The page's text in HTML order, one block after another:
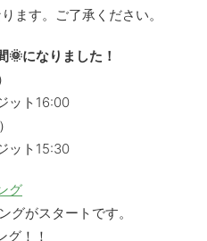
ます。ご了承ください。
になりました！
ット16:00
ット15:30
グ
グがスタートです。
グ！！